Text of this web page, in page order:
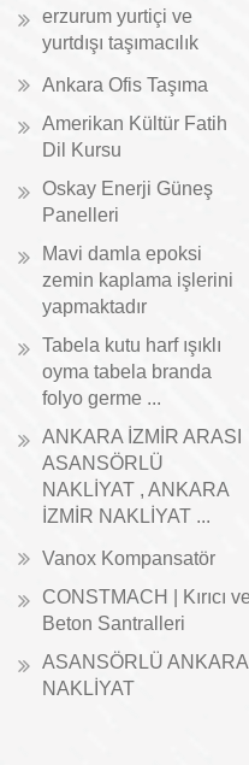
erzurum yurtiçi ve
yurtdışı taşımacılık
Ankara Ofis Taşıma
Amerikan Kültür Fatih
Dil Kursu
Oskay Enerji Güneş
Panelleri
Mavi damla epoksi
zemin kaplama işlerini
yapmaktadır
Tabela kutu harf ışıklı
oyma tabela branda
folyo germe ...
ANKARA İZMİR ARASI
ASANSÖRLÜ
NAKLİYAT , ANKARA
İZMİR NAKLİYAT ...
Vanox Kompansatör
CONSTMACH | Kırıcı ve
Beton Santralleri
ASANSÖRLÜ ANKARA
NAKLİYAT